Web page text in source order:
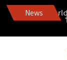
News
Happier World,